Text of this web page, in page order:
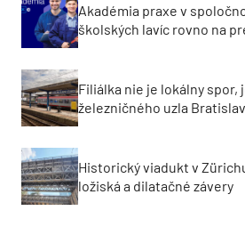
Akadémia praxe v
školských lavíc rovno na
Filiálka nie je lokálny spor,
železničného uzla
Historický viadukt v
ložiská a dilatačné závery